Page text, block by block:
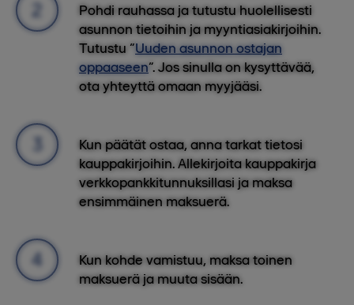
Pohdi rauhassa ja tutustu huolellisesti
asunnon tietoihin ja myyntiasiakirjoihin.
Tutustu “Uuden asunnon ostajan
oppaaseen”. Jos sinulla on kysyttävää,
ota yhteyttä omaan myyjääsi.
Kun päätät ostaa, anna tarkat tietosi
kauppakirjoihin. Allekirjoita kauppakirja
verkkopankkitunnuksillasi ja maksa
ensimmäinen maksuerä.
Kun kohde vamistuu, maksa toinen
maksuerä ja muuta sisään.